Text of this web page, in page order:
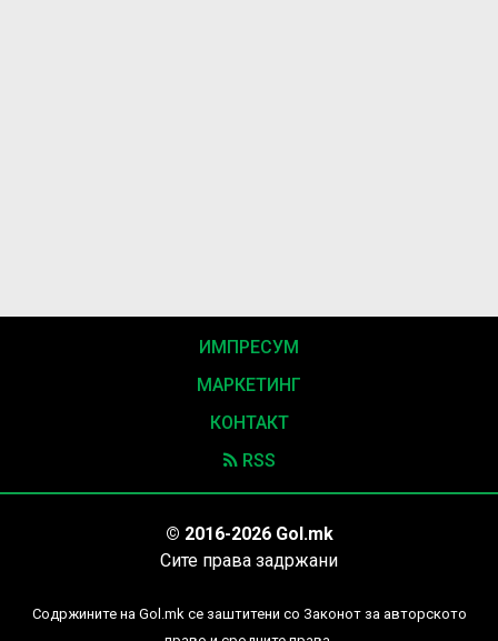
ИМПРЕСУМ
МАРКЕТИНГ
КОНТАКТ
RSS
© 2016-2026 Gol.mk
Сите права задржани
Содржините на Gol.mk се заштитени со Законот за авторското